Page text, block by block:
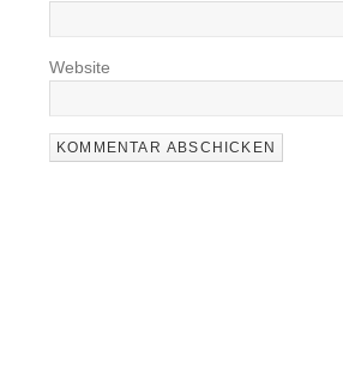
Website